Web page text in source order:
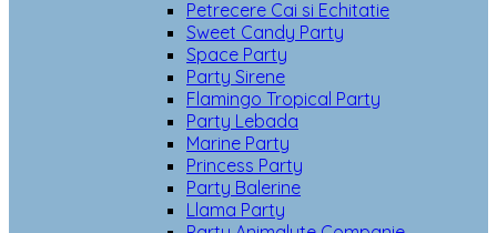
Petrecere Cai si Echitatie
Sweet Candy Party
Space Party
Party Sirene
Flamingo Tropical Party
Party Lebada
Marine Party
Princess Party
Party Balerine
Llama Party